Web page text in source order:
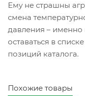
Ему не страшны
смена
давления –
оставаться в
позиций каталога.
Похожие товары